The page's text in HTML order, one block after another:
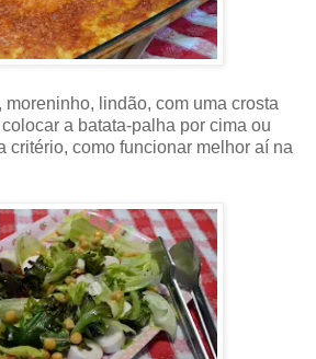
moreninho, lindão, com uma crosta
a batata-palha por cima ou
critério, como funcionar melhor aí na